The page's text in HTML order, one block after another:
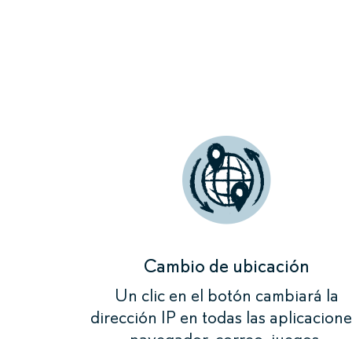
Al
dirección
Cambio de ubicación
Un clic en el botón cambiará la
dirección IP en todas las